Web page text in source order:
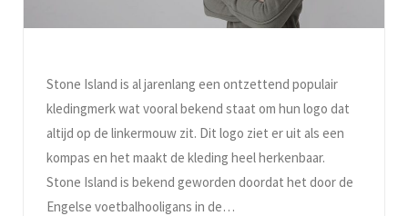
Stone Island is al jarenlang een ontzettend populair
kledingmerk wat vooral bekend staat om hun logo dat
altijd op de linkermouw zit. Dit logo ziet er uit als een
kompas en het maakt de kleding heel herkenbaar.
Stone Island is bekend geworden doordat het door de
Engelse voetbalhooligans in de…